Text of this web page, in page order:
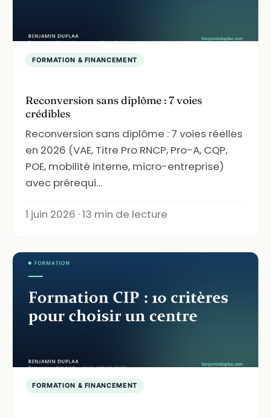
FORMATION & FINANCEMENT
Reconversion sans diplôme : 7 voies
crédibles
Reconversion sans diplôme : 7 voies réelles
en 2026 (VAE, Titre Pro RNCP, Pro-A, CQP,
POE, mobilité interne, micro-entreprise)
avec prérequi…
1 juin 2026 · 13 min de lecture
FORMATION & FINANCEMENT